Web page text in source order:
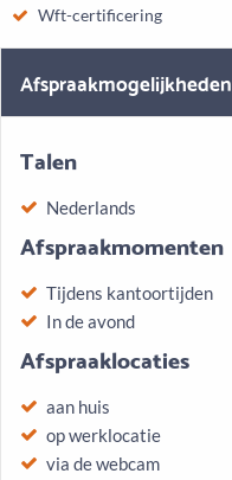
Wft-certificering
Afspraakmogelijkheden
Talen
Nederlands
Afspraakmomenten
Tijdens kantoortijden
In de avond
Afspraaklocaties
aan huis
op werklocatie
via de webcam